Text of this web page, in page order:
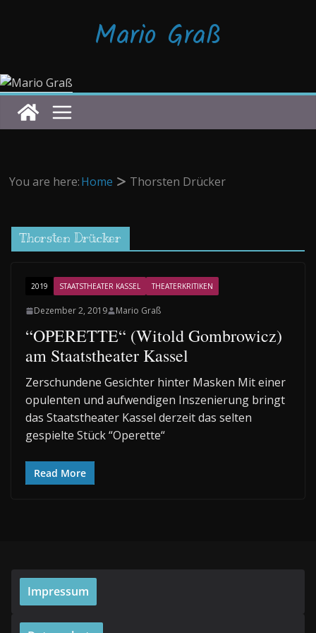
Mario Graß
You are here:Home Thorsten Drücker
Thorsten Drücker
2019 STAATSTHEATER KASSEL THEATERKRITIKEN
Dezember 2, 2019 Mario Graß
“OPERETTE“ (Witold Gombrowicz)
am Staatstheater Kassel
Zerschundene Gesichter hinter Masken Mit einer
opulenten und aufwendigen Inszenierung bringt
das Staatstheater Kassel derzeit das selten
gespielte Stück “Operette“
Read More
Impressum